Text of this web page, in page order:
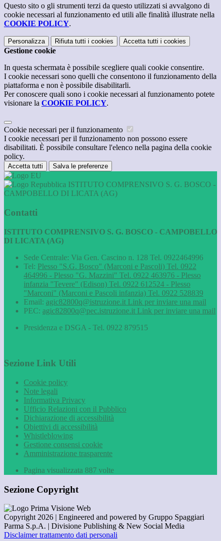
Questo sito o gli strumenti terzi da questo utilizzati si avvalgono di
cookie necessari al funzionamento ed utili alle finalità illustrate nella
COOKIE POLICY.
Personalizza Rifiuta tutti i cookies Accetta tutti i cookies
Gestione cookie
In questa schermata è possibile scegliere quali cookie consentire.
I cookie necessari sono quelli che consentono il funzionamento della
piattaforma e non è possibile disabilitarli.
Per conoscere quali sono i cookie necessari al funzionamento potete
visionare la COOKIE POLICY.
Cookie necessari per il funzionamento
I cookie necessari per il funzionamento non possono essere
disabilitati. È possibile consultare l'elenco nella pagina della cookie
policy.
Accetta tutti Salva le preferenze
ISTITUTO COMPRENSIVO S. G. BOSCO -
CAMPOBELLO DI LICATA (AG)
Contatti
ISTITUTO COMPRENSIVO S. G. BOSCO - CAMPOBELLO
DI LICATA (AG)
Sede Centrale: Via Gen. Cascino n. 128 Tel. 0922464996
Tel: Plesso "S.G. Bosco" (Marconi e Pascoli) Tel. 0922
464996 - Plesso "G. Mazzini" Tel. 0922 463976 - Plesso
infanzia "Tevere" (Edison) Tel. 0922 612524 - Plesso
"Marconi" (Marconi e Pascoli infanzia) Tel. 0922 528839
Email: agic82800q@istruzione.it Link per inviare una mail
PEC: agic82800q@pec.istruzione.it Link per inviare una mail
Presidenza e DSGA - Tel. 0922 879515
Sezione Link Utili
Cookie policy
Note legali
Informativa Privacy
Ufficio Relazioni con il Pubblico
Dichiarazione di accessibilità
Obiettivi di accessibilità
Whistleblowing
Gestione consensi cookie
Amministrazione trasparente
Pagina visualizzata 887 volte
Sezione Copyright
Copyright 2026 | Engineered and powered by Gruppo Spaggiari
Parma S.p.A. | Divisione Publishing & New Social Media
Disclaimer trattamento dati personali